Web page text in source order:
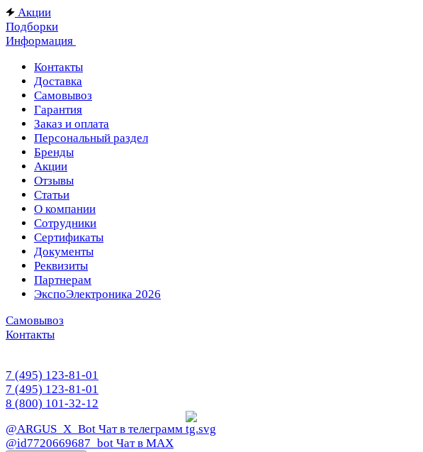
Акции
Подборки
Информация
Контакты
Доставка
Самовывоз
Гарантия
Заказ и оплата
Персональный раздел
Бренды
Акции
Отзывы
Статьи
О компании
Сотрудники
Сертификаты
Документы
Реквизиты
Партнерам
ЭкспоЭлектроника 2026
Самовывоз
Контакты
7 (495) 123-81-01
7 (495) 123-81-01
8 (800) 101-32-12
@ARGUS_X_Bot Чат в телеграмм
@id7720669687_bot Чат в МАХ